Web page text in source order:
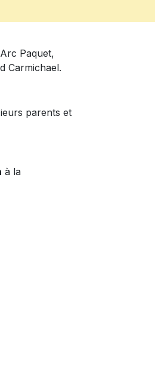
Paquet,
Carmichael.
parents et
à la